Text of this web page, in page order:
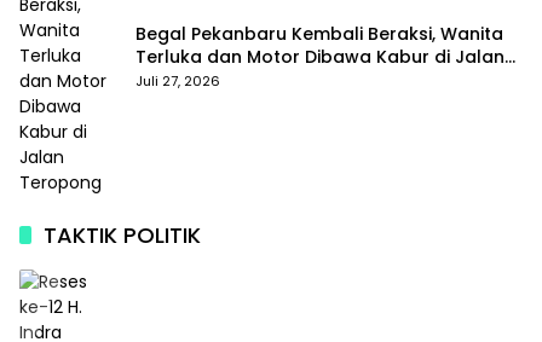
Begal Pekanbaru Kembali Beraksi, Wanita
Terluka dan Motor Dibawa Kabur di Jalan
Teropong
Juli 27, 2026
TAKTIK POLITIK